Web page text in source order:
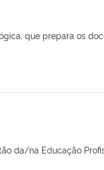
que prepara os
da/na Educação